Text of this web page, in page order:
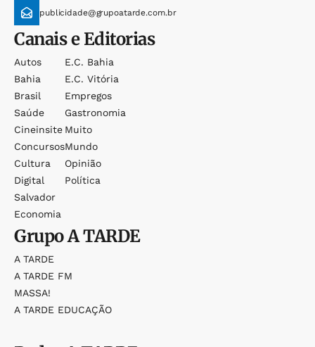
publicidade@grupoatarde.com.br
Canais e Editorias
Autos
Bahia
Brasil
Saúde
Cineinsite
Concursos
Cultura
Digital
Salvador
Economia
E.c. Bahia
E.c. Vitória
Empregos
Gastronomia
Muito
Mundo
Opinião
Política
GrupoA TARDE
A TARDE
A TARDE FM
MASSA!
A TARDE EDUCAÇÃO